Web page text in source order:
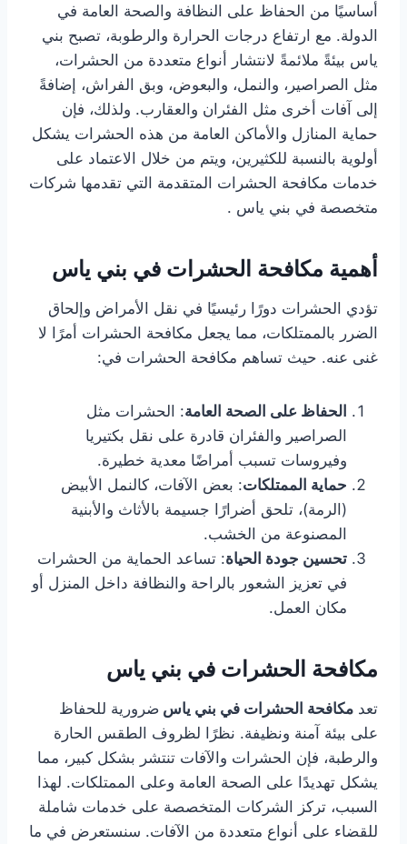
أساسيًا من الحفاظ على النظافة والصحة العامة في
الدولة. مع ارتفاع درجات الحرارة والرطوبة، تصبح بني
ياس بيئةً ملائمةً لانتشار أنواع متعددة من الحشرات،
مثل الصراصير، والنمل، والبعوض، وبق الفراش، إضافةً
إلى آفات أخرى مثل الفئران والعقارب. ولذلك، فإن
حماية المنازل والأماكن العامة من هذه الحشرات يشكل
أولوية بالنسبة للكثيرين، ويتم من خلال الاعتماد على
خدمات مكافحة الحشرات المتقدمة التي تقدمها شركات
متخصصة في بني ياس .
أهمية مكافحة الحشرات في بني ياس
تؤدي الحشرات دورًا رئيسيًا في نقل الأمراض وإلحاق
الضرر بالممتلكات، مما يجعل مكافحة الحشرات أمرًا لا
غنى عنه. حيث تساهم مكافحة الحشرات في:
الحفاظ على الصحة العامة: الحشرات مثل
الصراصير والفئران قادرة على نقل بكتيريا
وفيروسات تسبب أمراضًا معدية خطيرة.
حماية الممتلكات: بعض الآفات، كالنمل الأبيض
(الرمة)، تلحق أضرارًا جسيمة بالأثاث والأبنية
المصنوعة من الخشب.
تحسين جودة الحياة: تساعد الحماية من الحشرات
في تعزيز الشعور بالراحة والنظافة داخل المنزل أو
مكان العمل.
مكافحة الحشرات في بني ياس
تعد مكافحة الحشرات في بني ياس ضرورية للحفاظ
على بيئة آمنة ونظيفة. نظرًا لظروف الطقس الحارة
والرطبة، فإن الحشرات والآفات تنتشر بشكل كبير، مما
يشكل تهديدًا على الصحة العامة وعلى الممتلكات. لهذا
السبب، تركز الشركات المتخصصة على خدمات شاملة
للقضاء على أنواع متعددة من الآفات. سنستعرض في ما